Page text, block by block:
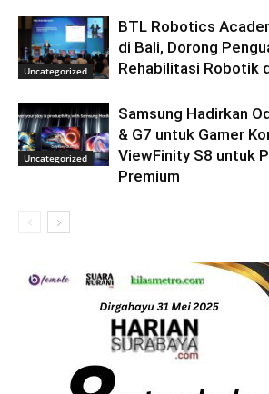
Uncategorized
BTL Robotics
di Bali, Dorong
Rehabilitasi Robotik
Uncategorized
Samsung Hadirkan
& G7 untuk Gamer
ViewFinity S8 untuk
Premium